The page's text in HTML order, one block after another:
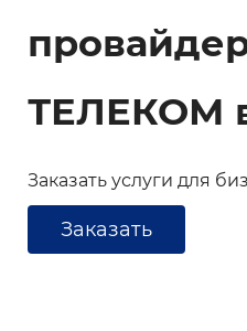
ТЕЛЕКОМ
Заказать услуги для
Заказать